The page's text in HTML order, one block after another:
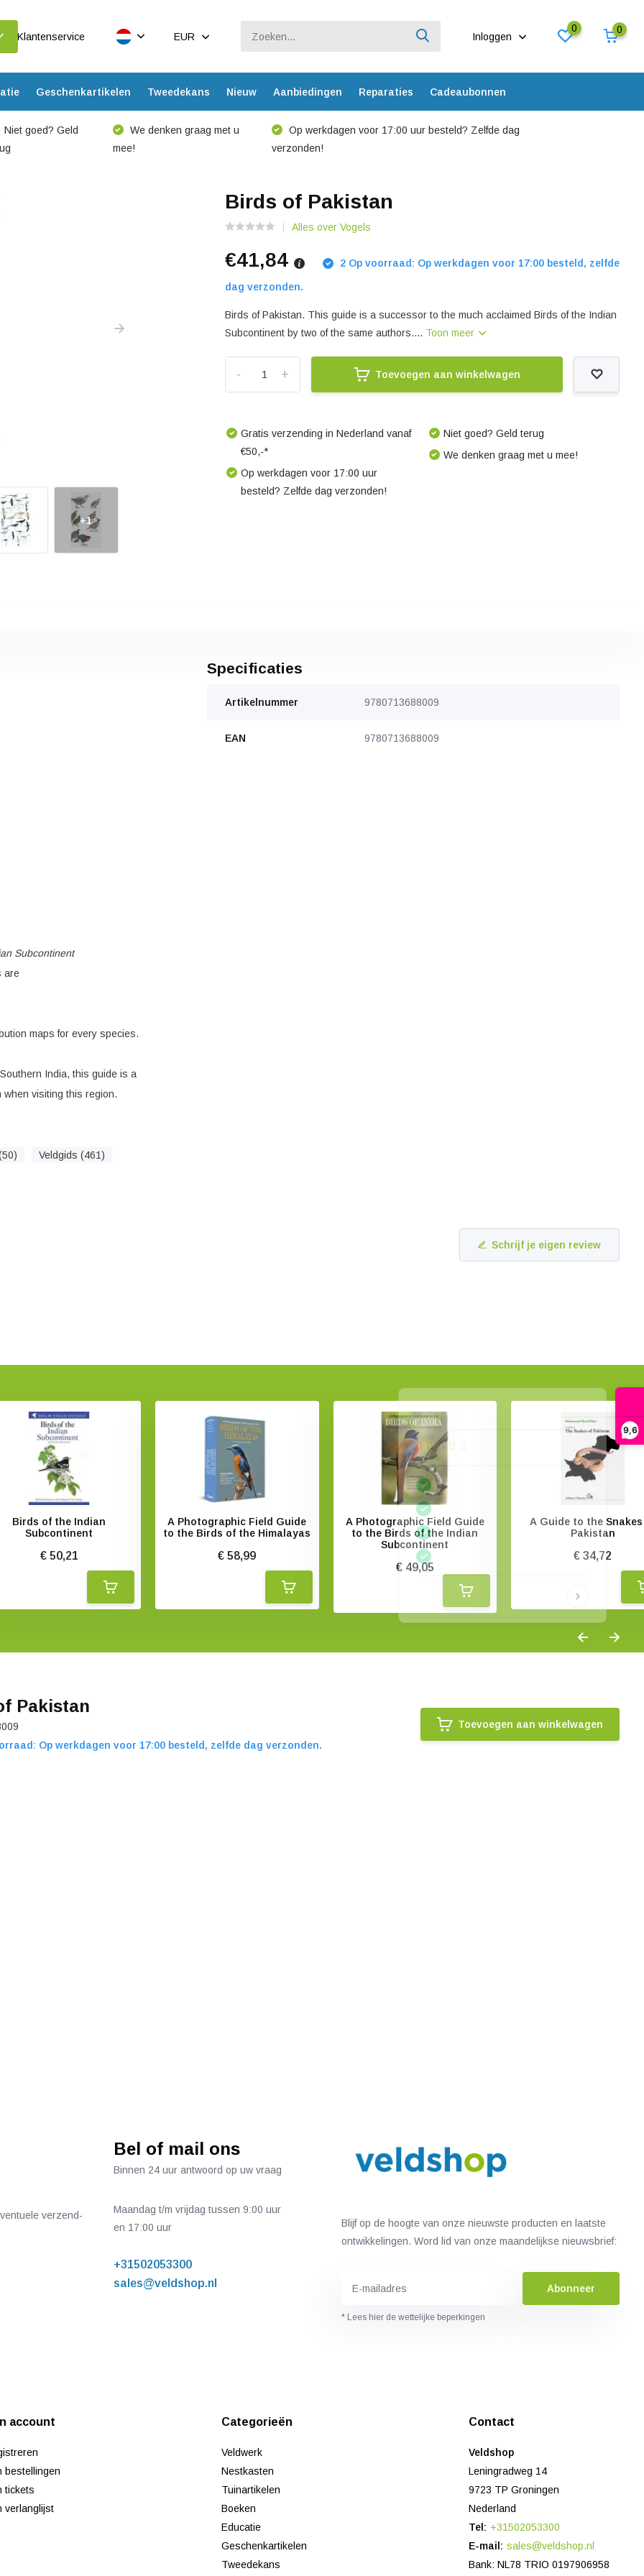
9,6
Klantenservice EUR Inloggen
0 0
Geschenkartikelen Tweedekans Nieuw Aanbiedingen Reparaties Cadeaubonnen
Niet goed? Geld
We denken graag met u
mee!
Op werkdagen voor 17:00 uur besteld? Zelfde dag
verzonden!
+1
Birds of Pakistan
Alles over Vogels
€41,84 2 Op voorraad: Op werkdagen voor 17:00 besteld, zelfde
dag verzonden.
Birds of Pakistan. This guide is a successor to the much acclaimed Birds of the Indian
Subcontinent by two of the same authors.... Toon meer
+
- Toevoegen aan winkelwagen
Gratis verzending in Nederland vanaf
€50,-*
Op werkdagen voor 17:00 uur
besteld? Zelfde dag verzonden!
Niet goed? Geld terug
We denken graag met u mee!
Subcontinent
are
maps for every species.
India, this guide is a
visiting this region.
Veldgids (461)
Specificaties
Artikelnummer 9780713688009
EAN 9780713688009
Schrijf je eigen review
Birds of the Indian
Subcontinent
€ 50,21
A Photographic Field Guide
to the Birds of the Himalayas
€ 58,99
A Photographic Field Guide
to the Birds of the Indian
Subcontinent
€ 49,05
A Guide to the
Pakistan
€ 34,72
Pakistan
Op werkdagen voor 17:00 besteld, zelfde dag verzonden.
Toevoegen aan winkelwagen
verzend-
Bel of mail ons
Binnen 24 uur antwoord op uw vraag
Maandag t/m vrijdag tussen 9:00 uur
en 17:00 uur
+31502053300
sales@veldshop.nl
Blijf op de hoogte van onze nieuwste producten en laatste
ontwikkelingen. Word lid van onze maandelijkse nieuwsbrief:
Abonneer
* Lees hier de wettelijke beperkingen
account
bestellingen
tickets
verlanglijst
Categorieën
Veldwerk
Nestkasten
Tuinartikelen
Boeken
Educatie
Geschenkartikelen
Tweedekans
Contact
Veldshop
Leningradweg 14
9723 TP Groningen
Nederland
Tel: +31502053300
E-mail: sales@veldshop.nl
Bank: NL78 TRIO 0197906958